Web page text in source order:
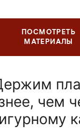
ПОСМОТРЕТЬ
МАТЕРИАЛЫ
чем